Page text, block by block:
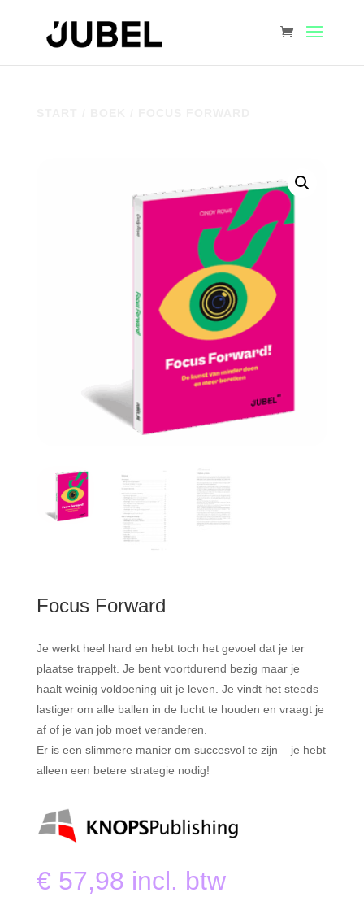
Focus Forward
Je werkt heel hard en hebt toch het gevoel dat je ter
plaatse trappelt. Je bent voortdurend bezig maar je
haalt weinig voldoening uit je leven. Je vindt het steeds
lastiger om alle ballen in de lucht te houden en vraagt je
af of je van job moet veranderen.
Er is een slimmere manier om succesvol te zijn – je hebt
alleen een betere strategie nodig!
€ 57,98 incl. btw